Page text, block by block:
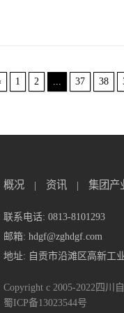
1 2 ... 37 38
概况 | 资讯 | 集团产
联系电话: 0813-8101293
邮箱: hdgf@zghdgf.com
地址: 自贡市沿滩区高新工
Copyright c 2005-2022四川
蜀ICP备13023544号